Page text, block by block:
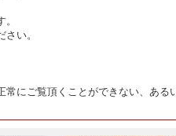
い。
にご覧頂くことができない、あ